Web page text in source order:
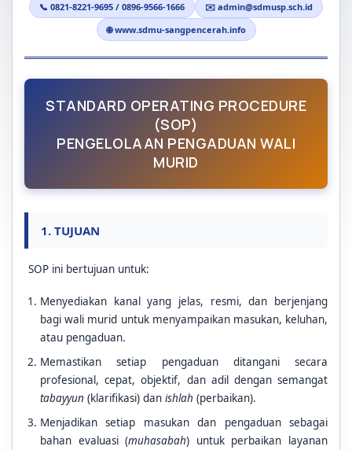
📞 0821-8221-9695 / 0896-9566-1666
✉️ admin@sdmusp.sch.id
🌐 www.sdmu-sangpencerah.info
STANDARD OPERATING PROCEDURE
(SOP)
PENGELOLAAN PENGADUAN WALI
MURID
1. TUJUAN
SOP ini bertujuan untuk:
Menyediakan kanal yang jelas, resmi, dan berjenjang
bagi wali murid untuk menyampaikan masukan, keluhan,
atau pengaduan.
Memastikan setiap pengaduan ditangani secara
profesional, cepat, objektif, dan adil dengan semangat
tabayyun (klarifikasi) dan ishlah (perbaikan).
Menjadikan setiap masukan dan pengaduan sebagai
bahan evaluasi (muhasabah) untuk perbaikan layanan